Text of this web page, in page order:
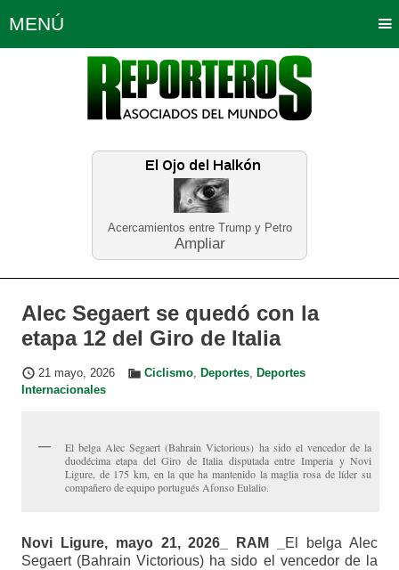
Acercamientos entre Trump y Petro
Ampliar
MENÚ
Política Opinión Bogotá
Planeta Tierra Deportes
Educación Neira
Alec Segaert se quedó con la
etapa 12 del Giro de Italia
21 mayo, 2026 Ciclismo, Deportes, Deportes
Internacionales
El belga Alec Segaert (Bahrain Victorious) ha sido el vencedor de la
duodécima etapa del Giro de Italia disputada entre Imperia y Novi
Ligure, de 175 km, en la que ha mantenido la maglia rosa de líder su
compañero de equipo portugués Afonso Eulalio.
Novi Ligure, mayo 21, 2026_ RAM _
El belga Alec
Segaert (Bahrain Victorious) ha sido el vencedor de la